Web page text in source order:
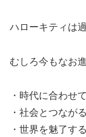
ハローキティは
むしろ今もなお
・時代に合わせ
・社会とつなが
・世界を魅了す